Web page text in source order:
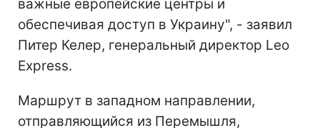
важные европейские центры и
обеспечивая доступ в Украину", - заявил
Питер Келер, генеральный директор Leo
Express.
Маршрут в западном направлении,
отправляющийся из Перемышля,